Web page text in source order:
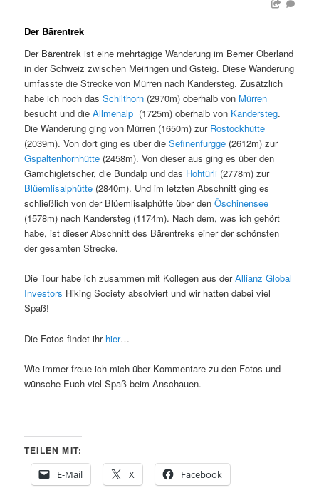
Der Bärentrek
Der Bärentrek ist eine mehrtägige Wanderung im Berner Oberland
in der Schweiz zwischen Meiringen und Gsteig. Diese Wanderung
umfasste die Strecke von Mürren nach Kandersteg. Zusätzlich
habe ich noch dasSchilthorn (2970m) oberhalb von Mürren
besucht und dieAllmenalp (1725m) oberhalb von Kandersteg.
Die Wanderung ging von Mürren (1650m) zur Rostockhütte
(2039m). Von dort ging es über dieSefinenfurgge (2612m) zur
Gspaltenhornhütte (2458m). Von dieser aus ging es über den
Gamchigletscher, die Bundalp und das Hohtürli (2778m) zur
Blüemlisalphütte (2840m). Und im letzten Abschnitt ging es
schließlich von der Blüemlisalphütte über denÖschinensee
(1578m) nach Kandersteg (1174m). Nach dem, was ich gehört
habe, ist dieser Abschnitt des Bärentreks einer der schönsten
der gesamten Strecke.
Die Tour habe ich zusammen mit Kollegen aus derAllianz Global
Investors Hiking Society absolviert und wir hatten dabei viel
Spaß!
Die Fotos findet ihr hier…
Wie immer freue ich mich über Kommentare zu den Fotos und
wünsche Euch viel Spaß beim Anschauen.
TEILEN MIT:
E-Mail
X Facebook